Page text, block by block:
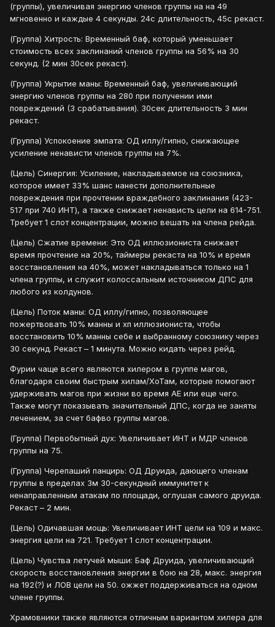
(группы), увеличивая энергию членов группы на на 49
мгновенно и каждые 4 секунды. 24с длительность, 45с рекаст.
(Группа) Хитрость: Временный баф, который уменьшает
стоимость всех заклинаний членов группы на 56% на 30
секунд. (2 мин 30сек рекаст).
(Группа) Укрытие маны: Временный баф, увеличивающий
энергию членов группы на 280 при получении ими
повреждений (3 срабатывания). 30сек длительность 3 мин
рекаст.
(Группа) Успокоение эмпата: ОД иллу/гипно, снижающее
усиление ненависти членов группы на 7%.
(Цель) Синергия: Усиление, накладываемое на союзника,
которое имеет 33% шанс нанести дополнительные
повреждения при прочтении враждебного заклинания (423-
517 при 740 ИНТ), а также снижает ненависть цели на 614-751.
Требует 1 слот концентрации, можно вешать на члена рейда.
(Цель) Сжатие времени: Это ОД иллюзиониста снижает
время прочтение на 20%, таймеры рекаста на 10% и время
восстановления на 40%, может накладываться только на 1
члена группы, и служит колоссальным источником ДПС для
любого из колдунов.
(Цель) Поток маны: ОД иллу/гипно, позволяющее
пожертвовать 10% манны и хп иллюзиониста, чтобы
восстановить 10% манны себе и выбранному союзнику через
30 секунд. Рекаст – 1 минута. Можно кидать через рейд.
Фурии чаще всего являются хилером в группе магов,
благодаря своим быстрым хилам/ХоТам, которые помогают
удерживать магов при жизни во время АЕ или еще чего.
Также могут показывать значительный ДПС, когда не заняты
лечением, за счет бафво группы магов.
(Группа) Первобытный дух: Увеличивает ИНТ и МДР членов
группы на 75.
(Группа) Черепаший панцирь: ОД Друида, дающего членам
группы в пределах 3м 30-секундный иммунитет к
ненаправленным атакам по площади, оглушая самого друида.
Рекаст – 2 мин.
(Цель) Одичавшая мощь: Увеличивает ИНТ цели на 109 и макс.
энергия цели на 721. Требует 1 слот концентрации.
(Цель) Чувства летучей мыши: Баф Друида, увеличивающий
скорость восстановления энергии в бою на 28, макс. энергия
на 192(?) и ЛОВ цели на 50. ожжет поддерживаться на одном
члене группы.
Храмовники также являются отличным вариантом хилера для